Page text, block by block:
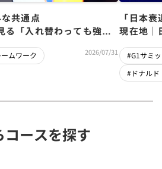
共通点
「入れ替わっても強い
ムワーク
2026/07/31
「日本
現在地｜
#G1サミ
#ドナルド
ースを探す